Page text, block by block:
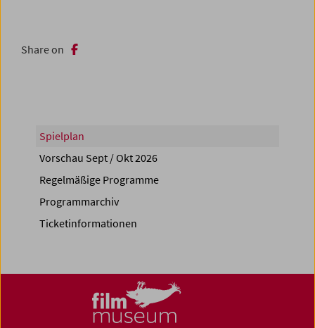
Share on
Spielplan
Vorschau Sept / Okt 2026
Regelmäßige Programme
Programmarchiv
Ticketinformationen